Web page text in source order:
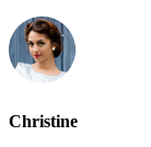
Christine